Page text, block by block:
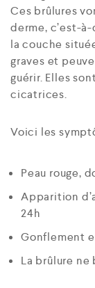
Ces brûlures
derme, c’est-
la couche
graves et
guérir. Elles
cicatrices.
Voici les
Peau rouge,
Apparition
24h
Gonflement
La brûlure ne